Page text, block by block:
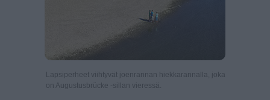
Lapsiperheet viihtyvät joenrannan hiekkarannalla, joka
on Augustusbrücke -sillan vieressä.